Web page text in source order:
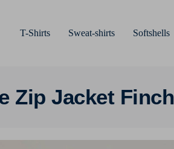
T-Shirts Sweat-shirts Softshells
Zip Jacket Finch